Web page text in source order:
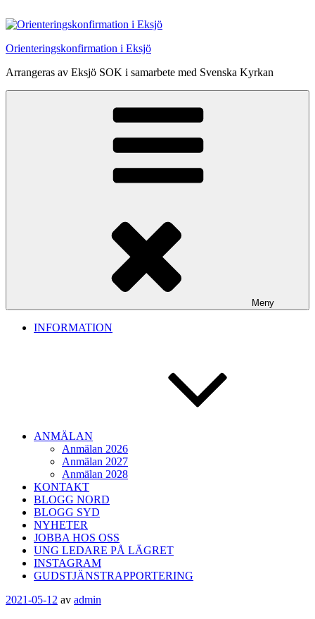
till
Orienteringskonfirmation i Eksjö
Arrangeras av Eksjö SOK i samarbete med Svenska Kyrkan
Meny
INFORMATION
ANMÄLAN
Anmälan 2026
Anmälan 2027
Anmälan 2028
KONTAKT
BLOGG NORD
BLOGG SYD
NYHETER
JOBBA HOS OSS
UNG LEDARE PÅ LÄGRET
INSTAGRAM
GUDSTJÄNSTRAPPORTERING
Publicerat
2021-05-12 av admin